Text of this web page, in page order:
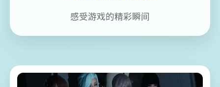
感受游戏的精彩瞬间